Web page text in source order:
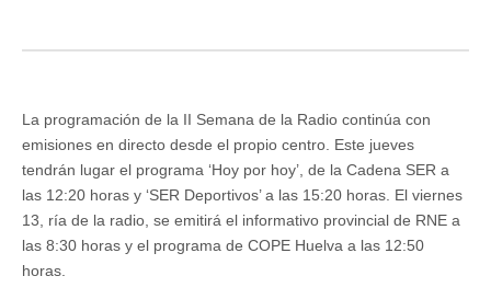
La programación de la II Semana de la Radio continúa con
emisiones en directo desde el propio centro. Este jueves
tendrán lugar el programa ‘Hoy por hoy’, de la Cadena SER a
las 12:20 horas y ‘SER Deportivos’ a las 15:20 horas. El viernes
13, ría de la radio, se emitirá el informativo provincial de RNE a
las 8:30 horas y el programa de COPE Huelva a las 12:50
horas.